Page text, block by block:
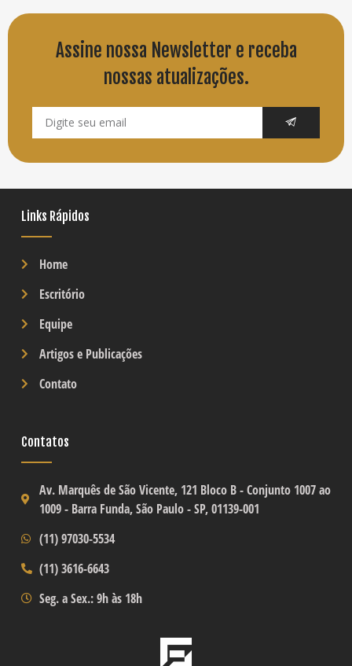
Assine nossa Newsletter e receba
nossas atualizações.
Links Rápidos
Home
Escritório
Equipe
Artigos e Publicações
Contato
Contatos
Av. Marquês de São Vicente, 121 Bloco B -Conjunto 1007 ao
1009- Barra Funda, São Paulo - SP, 01139-001
(11) 97030-5534
(11) 3616-6643
Seg. a Sex.: 9h às 18h